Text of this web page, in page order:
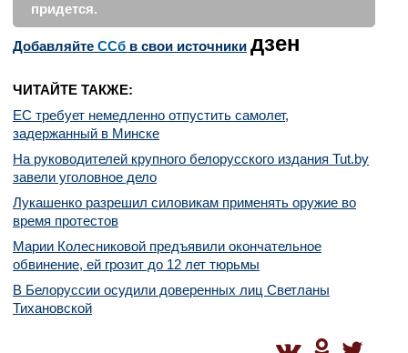
придется.
Добавляйте CСб в свои источники дзен
ЧИТАЙТЕ ТАКЖЕ:
ЕС требует немедленно отпустить самолет,
задержанный в Минске
На руководителей крупного белорусского издания Tut.by
завели уголовное дело
Лукашенко разрешил силовикам применять оружие во
время протестов
Марии Колесниковой предъявили окончательное
обвинение, ей грозит до 12 лет тюрьмы
В Белоруссии осудили доверенных лиц Светланы
Тихановской